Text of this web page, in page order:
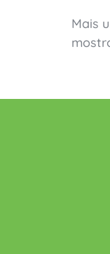
Mais